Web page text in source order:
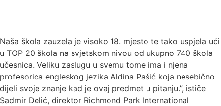
Naša škola zauzela je visoko 18. mjesto te tako uspjela ući
u TOP 20 škola na svjetskom nivou od ukupno 740 škola
učesnica. Veliku zaslugu u svemu tome ima i njena
profesorica engleskog jezika Aldina Pašić koja nesebično
dijeli svoje znanje kad je ovaj predmet u pitanju.”, ističe
Sadmir Delić, direktor Richmond Park International